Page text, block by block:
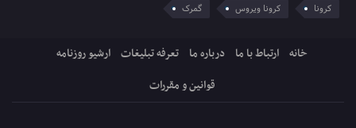
کرونا
کرونا ویروس گمرک
خانه ارتباط با ما درباره ما تعرفه تبلیغات ارشیو روزنامه
قوانین و مقررات